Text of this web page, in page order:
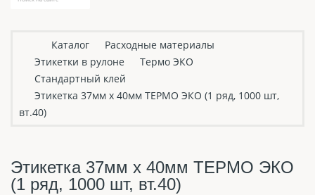
Каталог
Расходные материалы
Этикетки в рулоне
Термо ЭКО
Стандартный клей
Этикетка 37мм х 40мм ТЕРМО ЭКО (1 ряд, 1000 шт,
вт.40)
Этикетка 37мм х 40мм ТЕРМО ЭКО
(1 ряд, 1000 шт, вт.40)